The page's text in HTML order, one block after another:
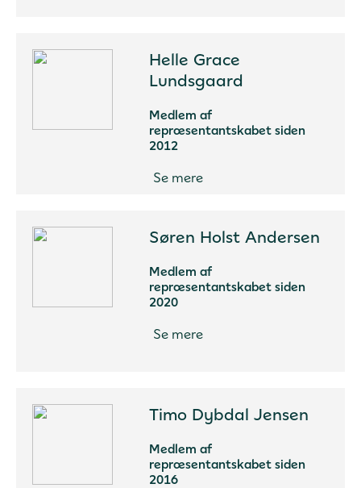
Helle Grace
Lundsgaard
Medlem af
repræsentantskabet siden
2012
Se mere
Søren Holst Andersen
Medlem af
repræsentantskabet siden
2020
Se mere
Timo Dybdal Jensen
Medlem af
repræsentantskabet siden
2016